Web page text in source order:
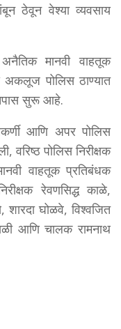
ठेवून वेश्या व्यवसाय
मानवी वाहतूक
अकलूज पोलिस ठाण्यात
सुरू आहे.
आणि अपर पोलिस
वरिष्ठ पोलिस निरीक्षक
वाहतूक प्रतिबंधक
रेवणसिद्ध काळे,
शारदा घोळवे, विश्वजित
आणि चालक रामनाथ